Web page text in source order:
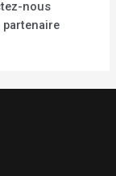
nous
partenaire